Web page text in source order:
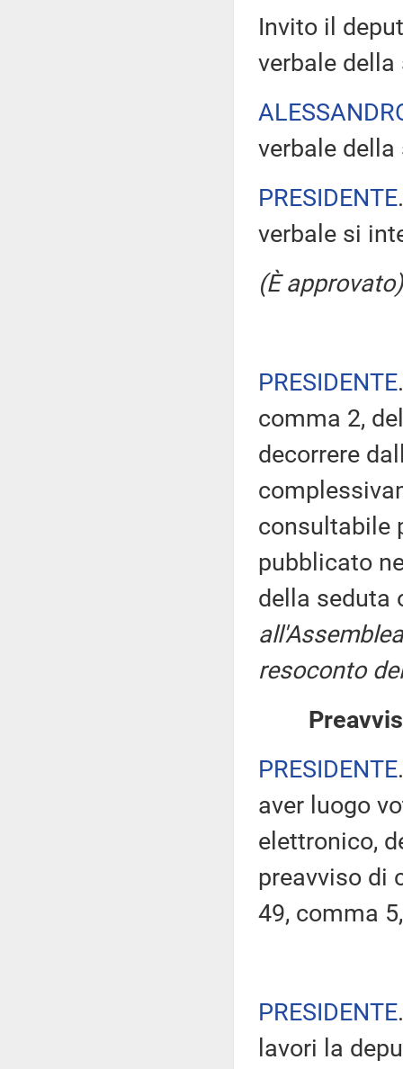
Invito il
verbale della
verbale
PRESIDENTE
verbale si
(È approvato)
PRESIDENTE
comma 2,
decorrere
consultabile
pubblicato
della seduta
resoconto
PRESIDENTE
aver luogo
elettronico,
preavviso di
49, comma
PRESIDENTE
lavori la